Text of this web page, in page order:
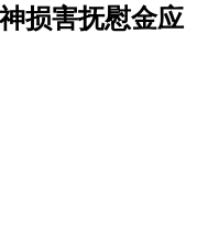
损害抚慰金应